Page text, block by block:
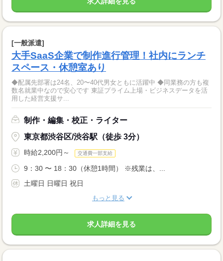
[一般派遣]
大手SaaS企業で制作進行管理！社内にランチ
スペース・休憩室あり
◆配属先部署は24名、20〜40代男女ともに活躍中 ◆同業務の方も複
数名就業中なので安心です 東証プライム上場・ビジネスデータを活
用した経営支援サ...
制作・編集・校正・ライター
東京都渋谷区/渋谷駅（徒歩 3分）
時給2,200円～ 交通費一部支給
9：30 〜 18：30（休憩1時間） ※残業は、...
土曜日 日曜日 祝日
もっと見る
求人詳細を見る